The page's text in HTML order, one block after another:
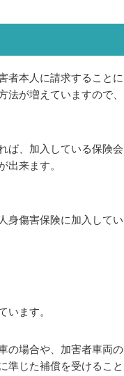
者本人に請求することに
が増えていますので、
ば、加入している保険会
出来ます。
身傷害保険に加入してい
います。
の場合や、加害者車両の
準じた補償を受けること